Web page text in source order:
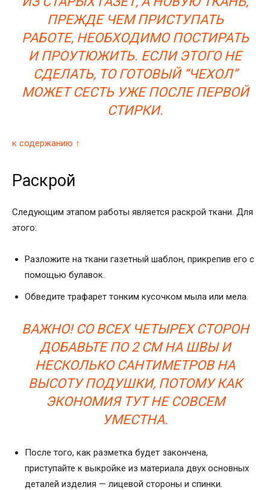
ПРЕЖДЕ ЧЕМ ПРИСТУПАТЬ
РАБОТЕ, НЕОБХОДИМО ПОСТИРАТЬ
И ПРОУТЮЖИТЬ. ЕСЛИ ЭТОГО НЕ
СДЕЛАТЬ, ТО ГОТОВЫЙ “ЧЕХОЛ”
МОЖЕТ СЕСТЬ УЖЕ ПОСЛЕ ПЕРВОЙ
СТИРКИ.
к содержанию ↑
Раскрой
Следующим этапом работы является раскрой ткани. Для
этого:
Разложите на ткани газетный шаблон, прикрепив его с
помощью булавок.
Обведите трафарет тонким кусочком мыла или мела.
ВАЖНО! СО ВСЕХ ЧЕТЫРЕХ СТОРОН
ДОБАВЬТЕ ПО 2 СМ НА ШВЫ И
НЕСКОЛЬКО САНТИМЕТРОВ НА
ВЫСОТУ ПОДУШКИ, ПОТОМУ КАК
ЭКОНОМИЯ ТУТ НЕ СОВСЕМ
УМЕСТНА.
После того, как разметка будет закончена,
приступайте к выкройке из материала двух основных
деталей изделия — лицевой стороны и спинки.